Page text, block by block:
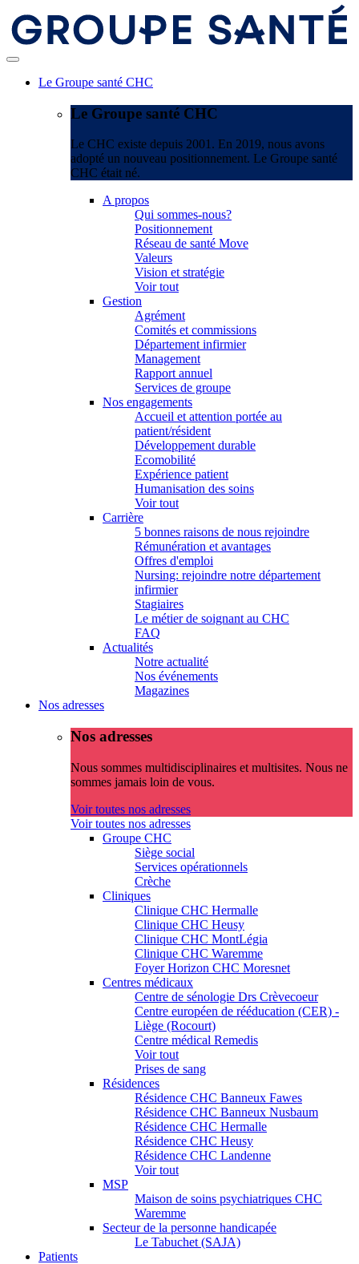
Le Groupe santé CHC
Le Groupe santé CHC
Le CHC existe depuis 2001. En 2019, nous avons
adopté un nouveau positionnement. Le Groupe santé
CHC était né.
A propos
Qui sommes-nous?
Positionnement
Réseau de santé Move
Valeurs
Vision et stratégie
Voir tout
Gestion
Agrément
Comités et commissions
Département infirmier
Management
Rapport annuel
Services de groupe
Nos engagements
Accueil et attention portée au
patient/résident
Développement durable
Ecomobilité
Expérience patient
Humanisation des soins
Voir tout
Carrière
5 bonnes raisons de nous rejoindre
Rémunération et avantages
Offres d'emploi
Nursing: rejoindre notre département
infirmier
Stagiaires
Le métier de soignant au CHC
FAQ
Actualités
Notre actualité
Nos événements
Magazines
Nos adresses
Nos adresses
Nous sommes multidisciplinaires et multisites. Nous ne
sommes jamais loin de vous.
Voir toutes nos adresses
Voir toutes nos adresses
Groupe CHC
Siège social
Services opérationnels
Crèche
Cliniques
Clinique CHC Hermalle
Clinique CHC Heusy
Clinique CHC MontLégia
Clinique CHC Waremme
Foyer Horizon CHC Moresnet
Centres médicaux
Centre de sénologie Drs Crèvecoeur
Centre européen de rééducation (CER) -
Liège (Rocourt)
Centre médical Remedis
Voir tout
Prises de sang
Résidences
Résidence CHC Banneux Fawes
Résidence CHC Banneux Nusbaum
Résidence CHC Hermalle
Résidence CHC Heusy
Résidence CHC Landenne
Voir tout
MSP
Maison de soins psychiatriques CHC
Waremme
Secteur de la personne handicapée
Le Tabuchet (SAJA)
Patients